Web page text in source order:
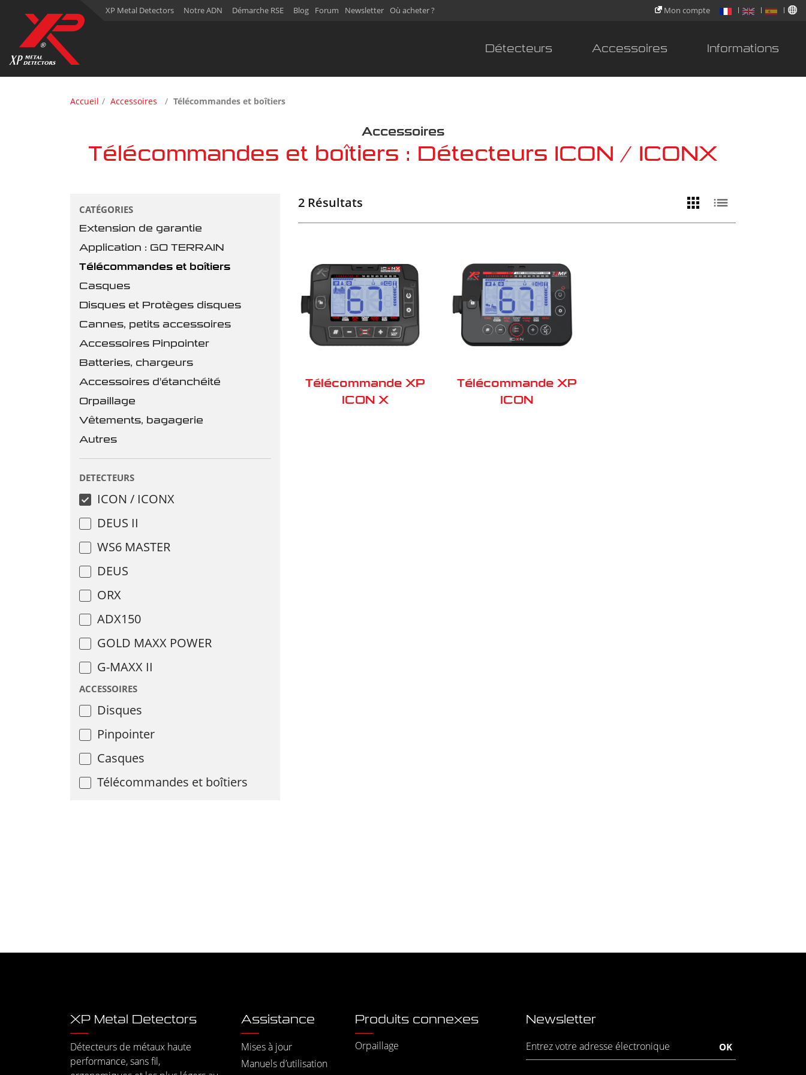
XP Metal Detectors Notre ADN Démarche RSE Blog Forum Newsletter Où acheter ? Mon compte
Détecteurs Accessoires Informations
Accueil Accessoires Télécommandes et boîtiers
Accessoires
Télécommandes et boîtiers : Détecteurs ICON / ICONX
CATÉGORIES
Extension de garantie
Application : GO TERRAIN
Télécommandes et boîtiers
Casques
Disques et Protèges disques
Cannes, petits accessoires
Accessoires Pinpointer
Batteries, chargeurs
Accessoires d'étanchéité
Orpaillage
Vêtements, bagagerie
Autres
DETECTEURS
ICON / ICONX
DEUS II
WS6 MASTER
DEUS
ORX
ADX150
GOLD MAXX POWER
G-MAXX II
ACCESSOIRES
Disques
Pinpointer
Casques
Télécommandes et boîtiers
2 Résultats
Télécommande XP
ICON X
Télécommande XP
ICON
XP Metal Detectors
Détecteurs de métaux haute
performance, sans fil,
Assistance
Mises à jour
Manuels d’utilisation
Produits connexes
Orpaillage
Newsletter